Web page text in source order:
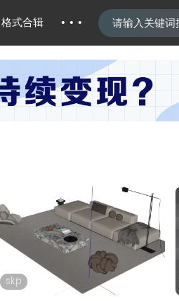
格式合辑 ···
skp